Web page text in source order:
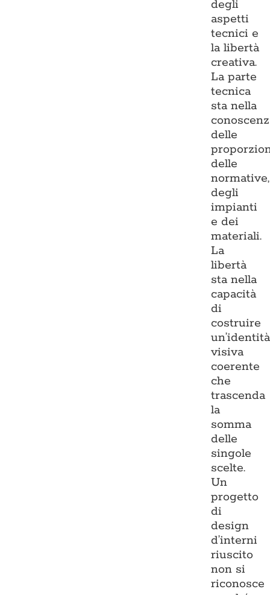
degli
aspetti
tecnici e
la libertà
creativa.
La parte
tecnica
sta nella
delle
delle
normative,
degli
impianti
e dei
materiali.
La
libertà
sta nella
capacità
di
costruire
un’identità
visiva
coerente
che
trascenda
la
somma
delle
singole
scelte.
Un
progetto
di
design
d’interni
riuscito
non si
riconosce